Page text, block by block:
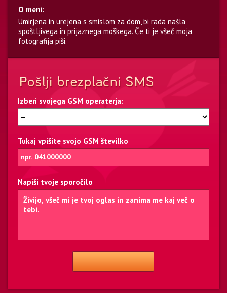
O meni:
Umirjena in urejena s smislom za dom, bi rada našla
spoštljivega in prijaznega moškega. Če ti je všeč moja
fotografija piši.
Izberi svojega GSM operaterja:
Tukaj vpišite svojo GSM številko
Napiši tvoje sporočilo